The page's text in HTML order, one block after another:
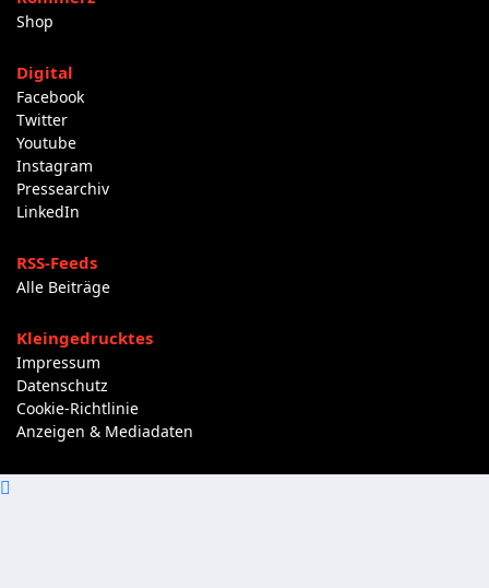
Shop
Digital
Facebook
Twitter
Youtube
Instagram
Pressearchiv
LinkedIn
RSS-Feeds
Alle Beiträge
Kleingedrucktes
Impressum
Datenschutz
Cookie-Richtlinie
Anzeigen & Mediadaten